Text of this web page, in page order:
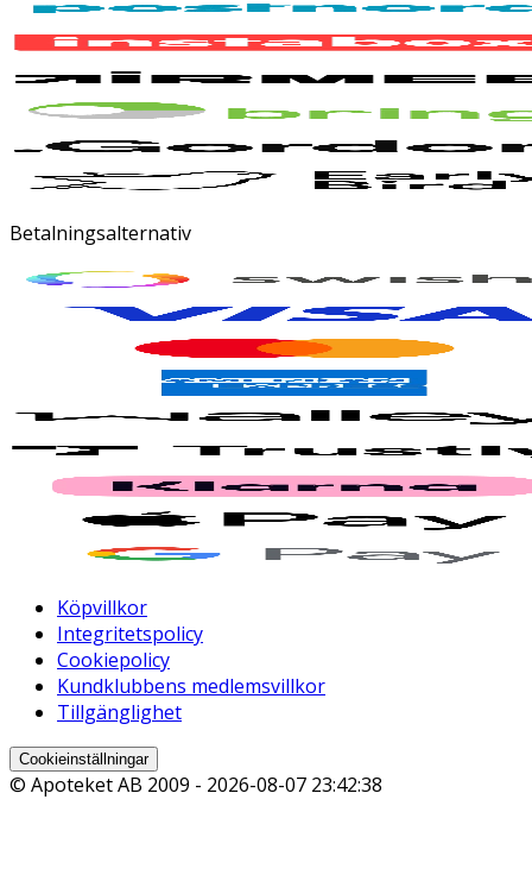
Betalningsalternativ
Köpvillkor
Integritetspolicy
Cookiepolicy
Kundklubbens medlemsvillkor
Tillgänglighet
Cookieinställningar
© Apoteket AB 2009 - 2026-08-07 23:42:38